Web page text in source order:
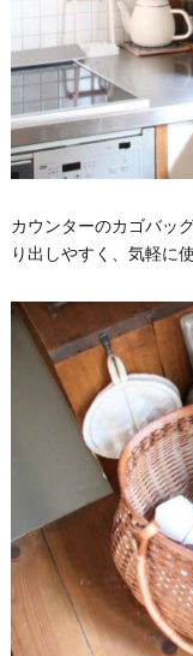
カウンターのカゴバッ
り出しやすく、気軽に